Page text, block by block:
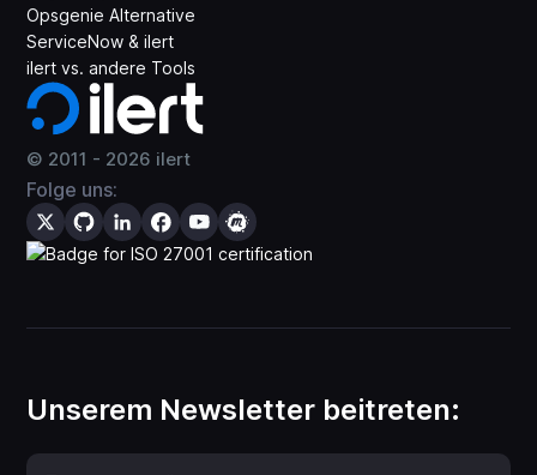
© 2011 - 2026 ilert
Folge uns:
Opsgenie Alternative
ServiceNow & ilert
ilert vs. andere Tools
Unserem Newsletter beitreten: